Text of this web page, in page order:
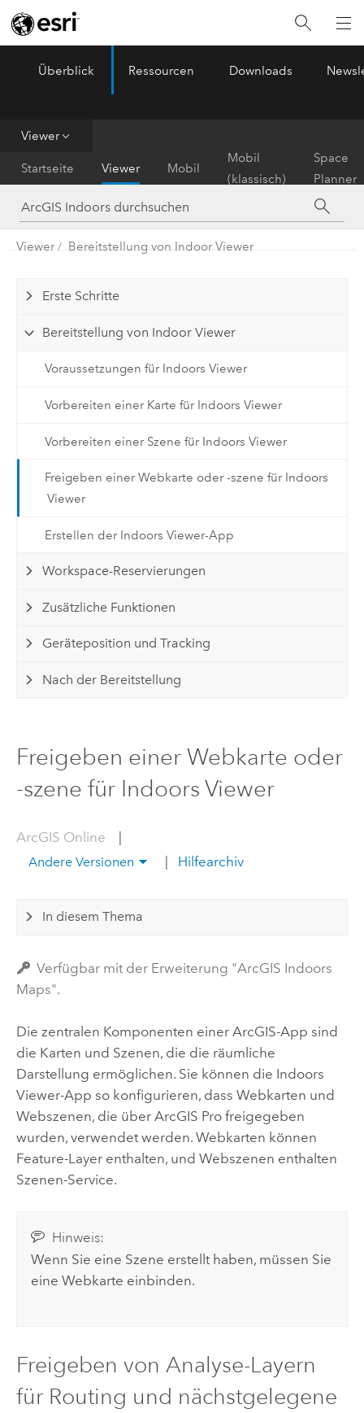
ArcGIS Indoors
Überblick Ressourcen Downloads
Viewer
Startseite Viewer Mobil
Mobil
(klassisch)
Space
Planner
Viewer Bereitstellung von Indoor Viewer
Erste Schritte
Bereitstellung von Indoor Viewer
Voraussetzungen für Indoors Viewer
Vorbereiten einer Karte für Indoors Viewer
Vorbereiten einer Szene für Indoors Viewer
Freigeben einer Webkarte oder -szene für Indoors
Viewer
Erstellen der Indoors Viewer-App
Workspace-Reservierungen
Zusätzliche Funktionen
Geräteposition und Tracking
Nach der Bereitstellung
Freigeben einer Webkarte oder
-szene für Indoors Viewer
ArcGIS Online |
Andere Versionen | Hilfearchiv
In diesem Thema
Verfügbar mit der Erweiterung "ArcGIS Indoors
Maps".
Die zentralen Komponenten einer ArcGIS-App sind
die Karten und Szenen, die die räumliche
Darstellung ermöglichen. Sie können die Indoors
Viewer-App so konfigurieren, dass Webkarten und
Webszenen, die über ArcGIS Profreigegeben
wurden, verwendet werden. Webkarten können
Feature-Layer enthalten, und Webszenen enthalten
Szenen-Service.
Hinweis:
Wenn Sie eine Szene erstellt haben, müssen Sie
eine Webkarte einbinden.
Freigeben von Analyse-Layern
für Routing und nächstgelegene